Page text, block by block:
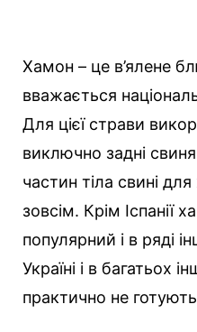
Хамон – це в’ялене
вважається
Для цієї страви
виключно задні
частин тіла свині
зовсім. Крім Іспанії
популярний і в ряді
Україні і в багатьох
практично не